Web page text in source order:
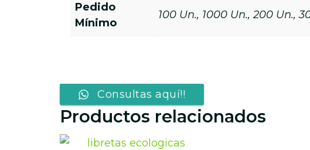
Pedido
Mínimo
100 Un., 1000 Un., 200 Un.,
Consultas aquí!!
Productos relacionados